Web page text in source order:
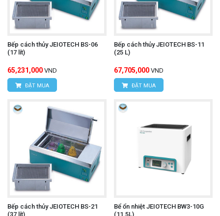
Bếp cách thủy JEIOTECH BS-06
(17 lít)
65,231,000 VND
ĐẶT MUA
Bếp cách thủy JEIOTECH BS-11
(25 L)
67,705,000 VND
ĐẶT MUA
Bếp cách thủy JEIOTECH BS-21
(37 lít)
Bể ổn nhiệt JEIOTECH BW3-10G
(11.5L)